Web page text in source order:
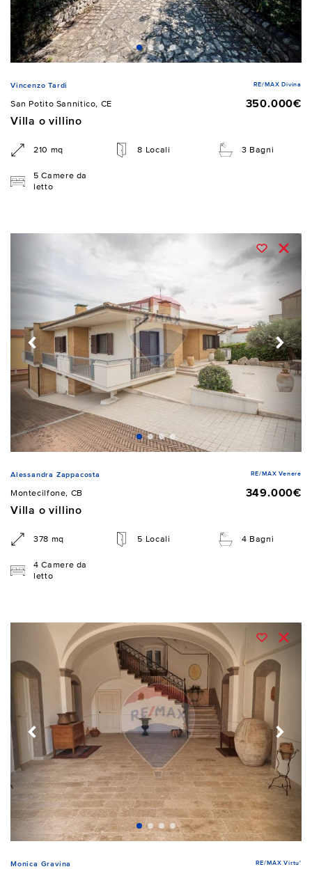
Vincenzo Tardi RE/MAX Divina
San Potito Sannitico, CE
350.000€
Villa o villino
210 mq 8 Locali 3 Bagni
5 Camere da
letto
Alessandra Zappacosta RE/MAX Venere
Montecilfone, CB
349.000€
Villa o villino
378 mq 5 Locali 4 Bagni
4 Camere da
letto
Monica Gravina RE/MAX Virtu'